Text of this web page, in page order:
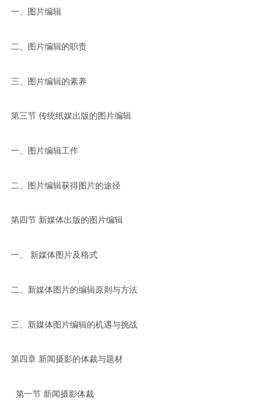
一、图片编辑
二、图片编辑的职责
三、图片编辑的素养
第三节 传统纸媒出版的图片编辑
一、图片编辑工作
二、图片编辑获得图片的途径
第四节 新媒体出版的图片编辑
一、 新媒体图片及格式
二、新媒体图片的编辑原则与方法
三、新媒体图片编辑的机遇与挑战
第四章 新闻摄影的体裁与题材
第一节 新闻摄影体裁